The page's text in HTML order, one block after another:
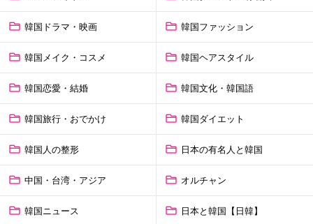
韓国ドラマ・映画 韓国ファッション
韓国メイク・コスメ 韓国ヘアスタイル
韓国恋愛・結婚 韓国文化・韓国語
韓国旅行・おでかけ 韓国ダイエット
韓国人の整形 日本の有名人と韓国
中国・台湾・アジア オルチャン
韓国ニュース 日本と韓国【日韓】